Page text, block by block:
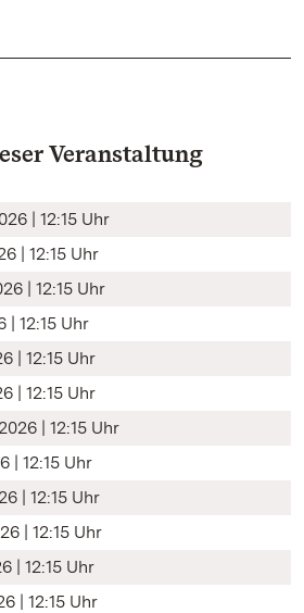
Veranstaltung
| 12:15 Uhr
| 12:15 Uhr
| 12:15 Uhr
| 12:15 Uhr
| 12:15 Uhr
| 12:15 Uhr
| 12:15 Uhr
| 12:15 Uhr
| 12:15 Uhr
| 12:15 Uhr
| 12:15 Uhr
| 12:15 Uhr